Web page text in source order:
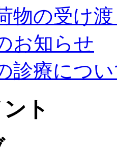
物の受け
お知らせ
診療につ
ト